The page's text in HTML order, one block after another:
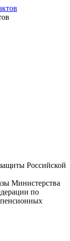
Российской
Министерства
по